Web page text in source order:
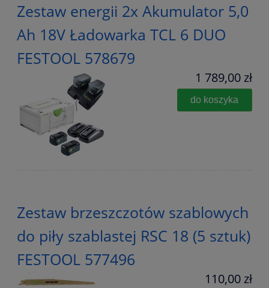
Zestaw energii 2x Akumulator 5,0
Ah 18V Ładowarka TCL 6 DUO
FESTOOL 578679
1 789,00 zł
do koszyka
Zestaw brzeszczotów szablowych
do piły szablastej RSC 18 (5 sztuk)
FESTOOL 577496
110,00 zł